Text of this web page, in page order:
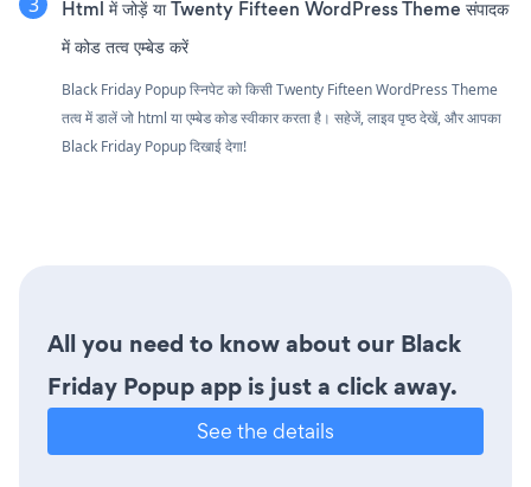
Html में जोड़ें या Twenty Fifteen WordPress Theme संपादक
में कोड तत्व एम्बेड करें
Black Friday Popup स्निपेट को किसी Twenty Fifteen WordPress Theme
तत्व में डालें जो html या एम्बेड कोड स्वीकार करता है। सहेजें, लाइव पृष्ठ देखें, और आपका
Black Friday Popup दिखाई देगा!
All you need to know about our Black
Friday Popup app is just a click away.
See the details